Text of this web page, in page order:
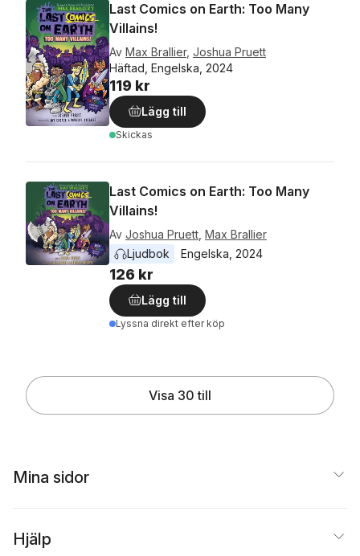
Last Comics on Earth: Too Many
Villains!
Av Max Brallier, Joshua Pruett
Häftad, Engelska, 2024
119 kr
Lägg till
Skickas
Last Comics on Earth: Too Many
Villains!
Av Joshua Pruett Max Brallier
Ljudbok
Engelska 2024
126 kr
Lägg till
Lyssna direkt efter köp
Visa 30 till
Mina sidor
Hjälp